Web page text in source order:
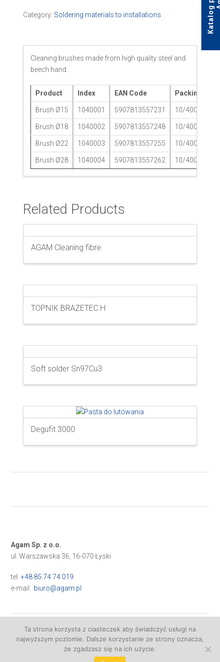
Category: Soldering materials to installations
Cleaning brushes made from high quality steel and
beech hand.
Product Index EAN Code Packing
Brush Ø15 1040001 5907813557231 10/400
Brush Ø18 1040002 5907813557248 10/400
Brush Ø22 1040003 5907813557255 10/400
Brush Ø28 1040004 5907813557262 10/400
Related Products
AGAM Cleaning fibre
TOPNIK BRAZETEC H
Soft solder Sn97Cu3
Degufit 3000
Agam Sp. z o.o.
ul. Warszawska 36, 16-070 Łyski
tel:+48 85 74 74 019
e-mail: biuro@agam.pl
VISUALPROMO
Ta strona korzysta z ciasteczek aby świadczyć usługi na
najwyższym poziomie. Dalsze korzystanie ze strony oznacza,
że zgadzasz się na ich użycie.